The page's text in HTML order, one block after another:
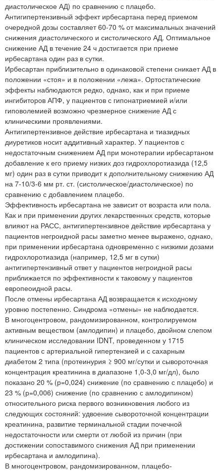
диастолическое АД) по сравнению с плацебо.
Антигипертензивный эффект ирбесартана перед приемом
очередной дозы составляет 60-70 % от максимальных значений
снижения диастолического и систолического АД. Оптимальное
снижение АД в течение 24 ч достигается при приеме
ирбесартана один раз в сутки.
Ирбесартан приблизительно в одинаковой степени сникает АД в
положении «стоя» и в положении «лежа». Ортостатические
эффекты наблюдаются редко, однако, как и при приеме
ингибиторов АПФ, у пациентов с гипонатриемией и/или
гиповолемией возможно чрезмерное снижение АД с
клиническими проявлениями.
Антигипертензивное действие ирбесартана и тиазидных
диуретиков носит аддитивный характер. У пациентов с
недостаточным снижением АД при монотерапии ирбесартаном
добавление к его приему низких доз гидрохлоротиазида (12,5
мг) один раз в сутки приводит к дополнительному снижению АД
на 7-10/3-6 мм рт. ст. (систолическое/диастолическое) по
сравнению с добавлением плацебо.
Эффективность ирбесартана не зависит от возраста или пола.
Как и при применении других лекарственных средств, которые
влияют на РАСС, антигипертензивное действие ирбесартана у
пациентов негроидной расы заметно менее выражено, однако,
при применении ирбесартана одновременно с низкими дозами
гидрохлоротиазида (например, 12,5 мг в сутки)
антигипертензивный ответ у пациентов негроидной расы
приближается по эффективности к таковому у пациентов
европеоидной расы.
После отмены ирбесартана АД возвращается к исходному
уровню постепенно. Синдрома «отмены» не наблюдается.
В многоцентровом, рандомизированном, контролируемом
активным веществом (амлодипин) и плацебо, двойном слепом
клиническом исследовании IDNT, проведенном у 1715
пациентов с артериальной гипертензией и с сахарным
диабетом 2 типа (протеинурия ≥ 900 мг/сутки и сывороточная
концентрация креатинина в диапазоне 1,0-3,0 мг/дл), было
показано 20 % (р=0,024) снижение (по сравнению с плацебо) и
23 % (р=0,006) снижение (по сравнению с амлодипином)
относительного риска первого возникновения любого из
следующих состояний: удвоение сывороточной концентрации
креатинина, развитие терминальной стадии почечной
недостаточности или смерти от любой из причин (при
достижении сопоставимого снижения АД при применении
ирбесартана и амлодипина).
В многоцентровом, рандомизированном, плацебо-